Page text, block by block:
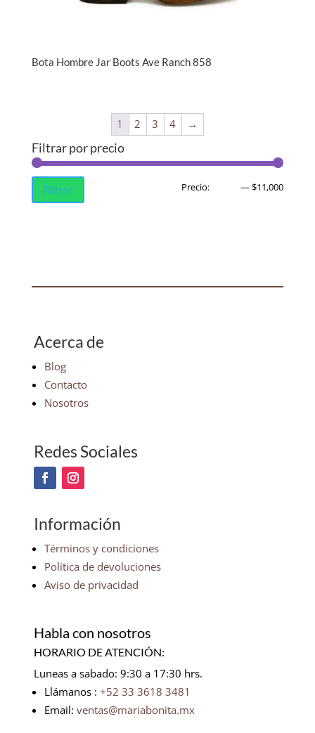
Bota Hombre Jar Boots Ave Ranch 858
1 2 3 4 →
Filtrar por precio
Precio
Precio
Filtrar Precio: —$11,000
Acerca de
Blog
Contacto
Nosotros
Redes Sociales
Información
Términos y condiciones
Política de devoluciones
Aviso de privacidad
Habla con nosotros
HORARIO DE ATENCIÓN:
Luneas a sabado: 9:30 a 17:30 hrs.
Llámanos : +52 33 3618 3481
Email: ventas@mariabonita.mx